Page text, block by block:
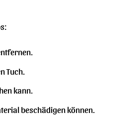
Tuch.
kann.
beschädigen können.